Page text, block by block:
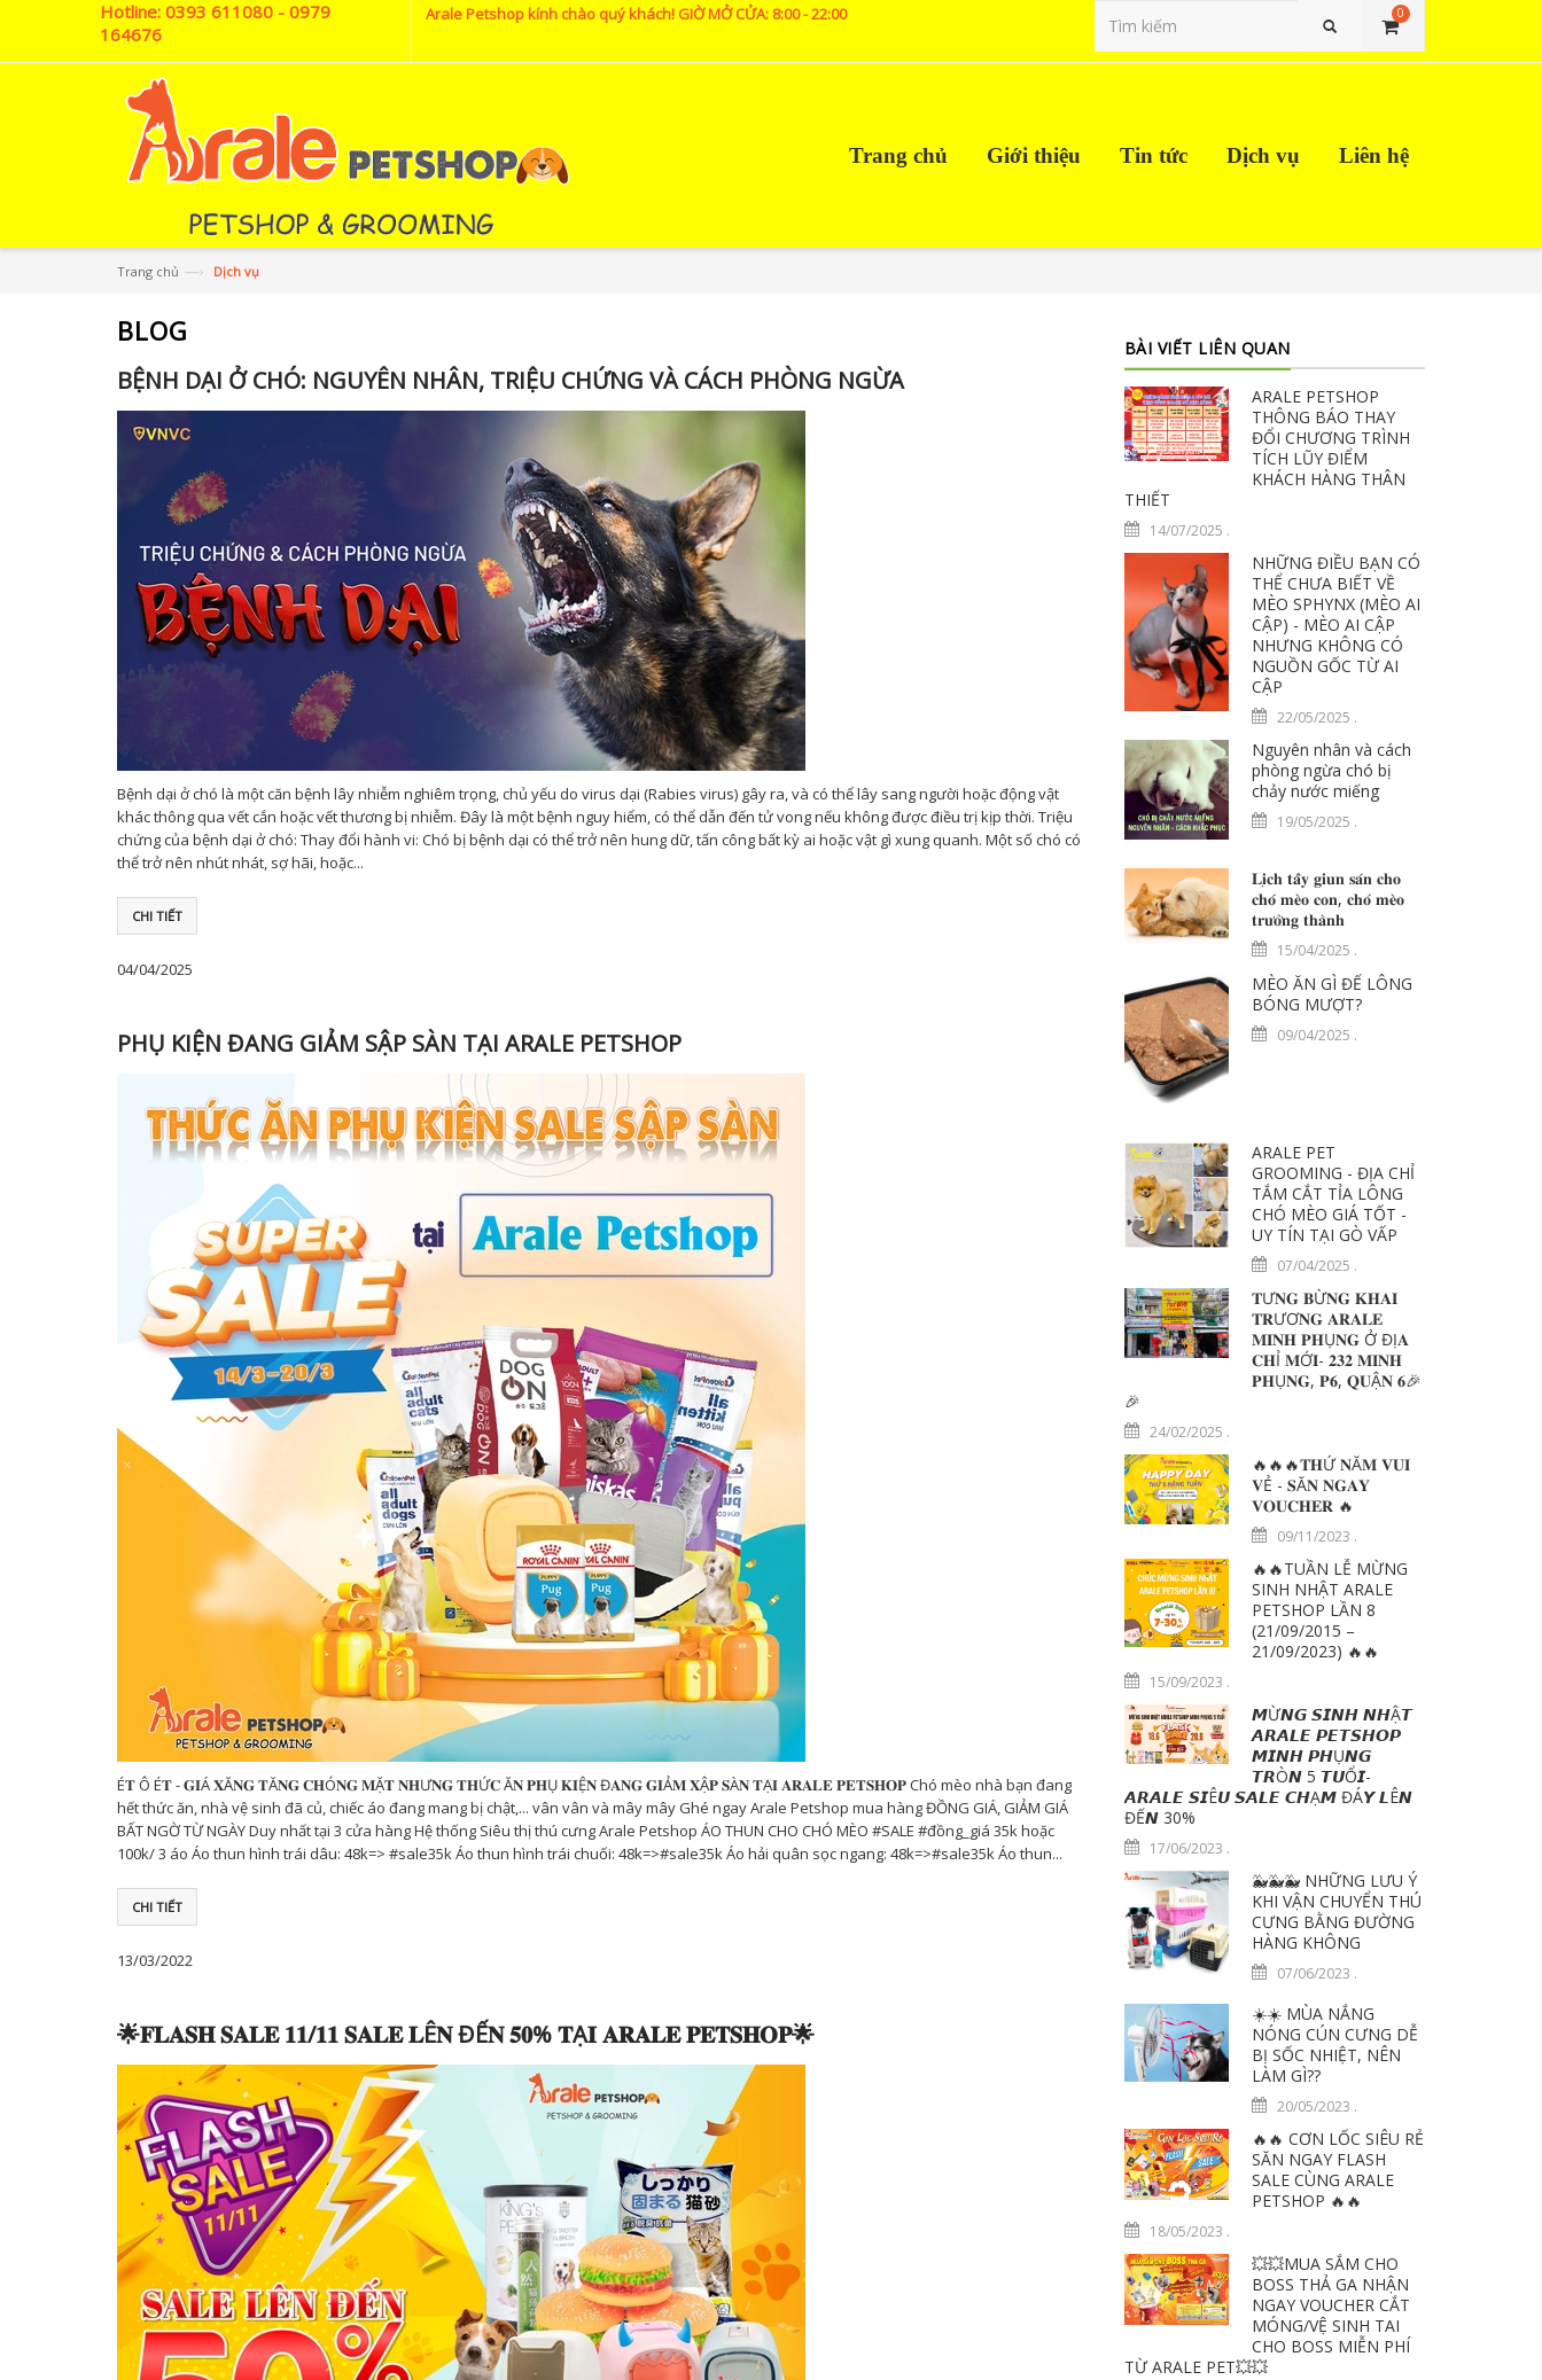
Hotline: 0393 611080 - 0979
164676
Arale Petshop kính chào quý khách! GIỜ MỞ CỬA: 8:00 - 22:00 0
Tìm kiếm
Trang chủ Giới thiệu Tin tức Dịch vụ Liên hệ
Trang chủ —› Dịch vụ
BLOG
BỆNH DẠI Ở CHÓ: NGUYÊN NHÂN, TRIỆU CHỨNG VÀ CÁCH PHÒNG NGỪA
Bệnh dại ở chó là một căn bệnh lây nhiễm nghiêm trọng, chủ yếu do virus dại (Rabies virus) gây ra, và có thể lây sang người hoặc động vật
khác thông qua vết cắn hoặc vết thương bị nhiễm. Đây là một bệnh nguy hiểm, có thể dẫn đến tử vong nếu không được điều trị kịp thời. Triệu
chứng của bệnh dại ở chó: Thay đổi hành vi: Chó bị bệnh dại có thể trở nên hung dữ, tấn công bất kỳ ai hoặc vật gì xung quanh. Một số chó có
thể trở nên nhút nhát, sợ hãi, hoặc...
CHI TIẾT
04/04/2025
PHỤ KIỆN ĐANG GIẢM SẬP SÀN TẠI ARALE PETSHOP
É𝐓 Ô É𝐓 - 𝐆𝐈Á 𝐗Ă𝐍𝐆 𝐓Ă𝐍𝐆 𝐂𝐇Ó𝐍𝐆 𝐌Ặ𝐓 𝐍𝐇Ư𝐍𝐆 𝐓𝐇Ứ𝐂 Ă𝐍 𝐏𝐇Ụ 𝐊𝐈Ệ𝐍 Đ𝐀𝐍𝐆 𝐆𝐈Ả𝐌 𝐗Ậ𝐏 𝐒À𝐍 𝐓Ạ𝐈 𝐀𝐑𝐀𝐋𝐄 𝐏𝐄𝐓𝐒𝐇𝐎𝐏 Chó mèo nhà bạn đang
hết thức ăn, nhà vệ sinh đã củ, chiếc áo đang mang bị chật,... vân vân và mây mây Ghé ngay Arale Petshop mua hàng ĐỒNG GIÁ, GIẢM GIÁ
BẤT NGỜ TỪ NGÀY Duy nhất tại 3 cửa hàng Hệ thống Siêu thị thú cưng Arale Petshop ÁO THUN CHO CHÓ MÈO #SALE #đồng_giá 35k hoặc
100k/ 3 áo Áo thun hình trái dâu: 48k=> #sale35k Áo thun hình trái chuối: 48k=>#sale35k Áo hải quân sọc ngang: 48k=>#sale35k Áo thun...
CHI TIẾT
13/03/2022
🌟𝐅𝐋𝐀𝐒𝐇 𝐒𝐀𝐋𝐄 𝟏𝟏/𝟏𝟏 𝐒𝐀𝐋𝐄 𝐋Ê𝐍 ĐẾ𝐍 𝟓𝟎% 𝐓Ạ𝐈 𝐀𝐑𝐀𝐋𝐄 𝐏𝐄𝐓𝐒𝐇𝐎𝐏🌟
BÀI VIẾT LIÊN QUAN
ARALE PETSHOP
THÔNG BÁO THAY
ĐỔI CHƯƠNG TRÌNH
TÍCH LŨY ĐIỂM
KHÁCH HÀNG THÂN
THIẾT
14/07/2025 .
NHỮNG ĐIỀU BẠN CÓ
THỂ CHƯA BIẾT VỀ
MÈO SPHYNX (MÈO AI
CẬP) - MÈO AI CẬP
NHƯNG KHÔNG CÓ
NGUỒN GỐC TỪ AI
CẬP
22/05/2025 .
Nguyên nhân và cách
phòng ngừa chó bị
chảy nước miếng
19/05/2025 .
𝐋𝐢̣𝐜𝐡 𝐭𝐚̂̉𝐲 𝐠𝐢𝐮𝐧 𝐬𝐚́𝐧 𝐜𝐡𝐨
𝐜𝐡𝐨́ 𝐦𝐞̀𝐨 𝐜𝐨𝐧, 𝐜𝐡𝐨́ 𝐦𝐞̀𝐨
𝐭𝐫𝐮̛𝐨̛̉𝐧𝐠 𝐭𝐡𝐚̀𝐧𝐡
15/04/2025 .
MÈO ĂN GÌ ĐỂ LÔNG
BÓNG MƯỢT?
09/04/2025 .
ARALE PET
GROOMING - ĐỊA CHỈ
TẮM CẮT TỈA LÔNG
CHÓ MÈO GIÁ TỐT -
UY TÍN TẠI GÒ VẤP
07/04/2025 .
𝐓Ư𝐍𝐆 𝐁Ừ𝐍𝐆 𝐊𝐇𝐀𝐈
𝐓𝐑ƯƠ𝐍𝐆 𝐀𝐑𝐀𝐋𝐄
𝐌𝐈𝐍𝐇 𝐏𝐇Ụ𝐍𝐆 Ở ĐỊ𝐀
𝐂𝐇Ỉ 𝐌Ớ𝐈- 𝟐𝟑𝟐 𝐌𝐈𝐍𝐇
𝐏𝐇Ụ𝐍𝐆, 𝐏𝟔, 𝐐𝐔Ậ𝐍 𝟔🎉
🎉
24/02/2025 .
🔥🔥🔥𝐓𝐇Ứ 𝐍Ă𝐌 𝐕𝐔𝐈
𝐕Ẻ - 𝐒Ă𝐍 𝐍𝐆𝐀𝐘
𝐕𝐎𝐔𝐂𝐇𝐄𝐑 🔥
09/11/2023 .
🔥🔥TUẦN LỄ MỪNG
SINH NHẬT ARALE
PETSHOP LẦN 8
(21/09/2015 –
21/09/2023) 🔥🔥
15/09/2023 .
𝙈Ừ𝙉𝙂 𝙎𝙄𝙉𝙃 𝙉𝙃Ậ𝙏
𝘼𝙍𝘼𝙇𝙀 𝙋𝙀𝙏𝙎𝙃𝙊𝙋
𝙈𝙄𝙉𝙃 𝙋𝙃Ụ𝙉𝙂
𝙏𝙍Ò𝙉 5 𝙏𝙐Ổ𝙄-
𝘼𝙍𝘼𝙇𝙀 𝙎𝙄Ê𝙐 𝙎𝘼𝙇𝙀 𝘾𝙃Ạ𝙈 ĐÁ𝙔 𝙇Ê𝙉
ĐẾ𝙉 30%
17/06/2023 .
🐳🐳🐳 NHỮNG LƯU Ý
KHI VẬN CHUYỂN THÚ
CƯNG BẰNG ĐƯỜNG
HÀNG KHÔNG
07/06/2023 .
☀️☀️ MÙA NẮNG
NÓNG CÚN CƯNG DỄ
BỊ SỐC NHIỆT, NÊN
LÀM GÌ??
20/05/2023 .
🔥🔥 CƠN LỐC SIÊU RẺ
SĂN NGAY FLASH
SALE CÙNG ARALE
PETSHOP 🔥🔥
18/05/2023 .
💥💥MUA SẮM CHO
BOSS THẢ GA NHẬN
NGAY VOUCHER CẮT
MÓNG/VỆ SINH TAI
CHO BOSS MIỄN PHÍ
TỪ ARALE PET💥💥